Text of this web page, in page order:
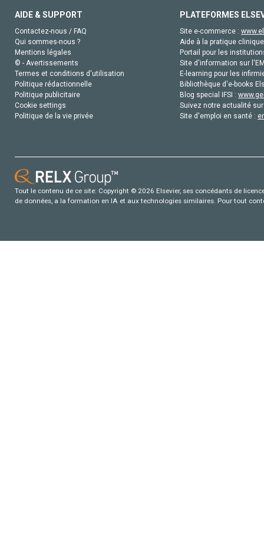
AIDE & SUPPORT
Contactez-nous / FAQ
Qui sommes-nous ?
Mentions légales
© - Avertissements
Termes et conditions d'utilisation
Politique rédactionnelle
Politique publicitaire
Cookie settings
Politique de la vie privée
PLATEFORMES
Site e-commerce :
Aide à la pratique
Portail pour les
Site d'information sur
E-learning pour les
Bibliothèque d'e-books
Blog special IFSI :
Suivez notre actualité
Site d'emploi en santé :
Tout le contenu de ce site: Copyright © 2026 Elsevier, ses concédants de
de données, a la formation en IA et aux technologies similaires. Pour tout